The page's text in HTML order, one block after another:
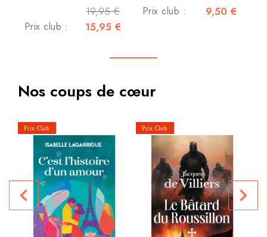
19,95 €
Prix club : 15,95 €
Prix club :
9,50 €
Nos coups de cœur
navigate_before navigate_next